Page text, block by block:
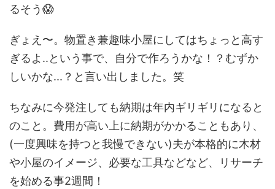
るそう😱
ぎょえ〜。物置き兼趣味小屋にしてはちょっと高す
ぎるよ..という事で、自分で作ろうかな！？むずか
しいかな...？と言い出しました。笑
ちなみに今発注しても納期は年内ギリギリになると
のこと。費用が高い上に納期がかかることもあり、
(一度興味を持つと我慢できない)夫が本格的に木材
や小屋のイメージ、必要な工具などなど、リサーチ
を始める事2週間！